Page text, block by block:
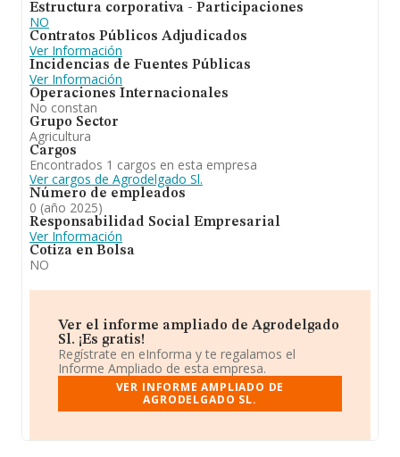
Estructura corporativa - Participaciones
NO
Contratos Públicos Adjudicados
Ver Información
Incidencias de Fuentes Públicas
Ver Información
Operaciones Internacionales
No constan
Grupo Sector
Agricultura
Cargos
Encontrados 1 cargos en esta empresa
Ver cargos de Agrodelgado Sl.
Número de empleados
0 (año 2025)
Responsabilidad Social Empresarial
Ver Información
Cotiza en Bolsa
NO
Ver el informe ampliado de Agrodelgado
Sl. ¡Es gratis!
Regístrate en eInforma y te regalamos el
Informe Ampliado de esta empresa.
VER INFORME AMPLIADO DE
AGRODELGADO SL.